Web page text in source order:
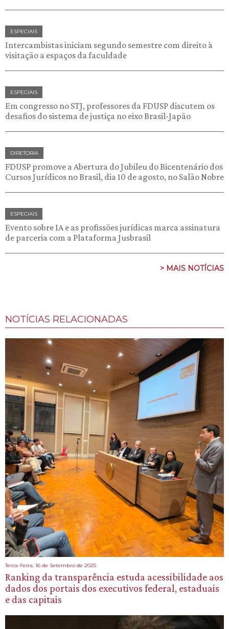
ESPECIAIS
Intercambistas iniciam segundo semestre com direito à
visitação a espaços da faculdade
ESPECIAIS
Em congresso no STJ, professores da FDUSP discutem os
desafios do sistema de justiça no eixo Brasil-Japão
DIRETORIA
FDUSP promove a Abertura do Jubileu do Bicentenário dos
Cursos Jurídicos no Brasil, dia 10 de agosto, no Salão Nobre
ESPECIAIS
Evento sobre IA e as profissões jurídicas marca assinatura
de parceria com a Plataforma Jusbrasil
> MAIS NOTÍCIAS
NOTÍCIAS RELACIONADAS
Terca-Feira, 16 de Setembro de 2025
Ranking da transparência estuda acessibilidade aos
dados dos portais dos executivos federal, estaduais
e das capitais